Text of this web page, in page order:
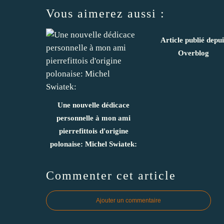
Vous aimerez aussi :
Une nouvelle dédicace
personnelle à mon ami
pierrefittois d'origine
polonaise: Michel Swiatek:
Article publié
Overblog
Commenter cet article
Ajouter un commentaire